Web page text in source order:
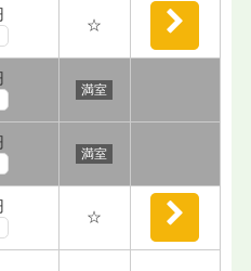
☆
満室
満室
☆